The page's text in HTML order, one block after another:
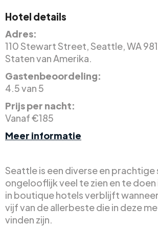
Hotel details
Adres:
110 Stewart Street, Seattle, WA
Staten van Amerika.
Gastenbeoordeling:
4.5 van 5
Prijs per nacht:
Vanaf €185
Meer informatie
Seattle is een diverse en prachtige
ongelooflijk veel te zien en te doen
in boutique hotels verblijft
vijf van de allerbeste die in deze
vinden zijn.